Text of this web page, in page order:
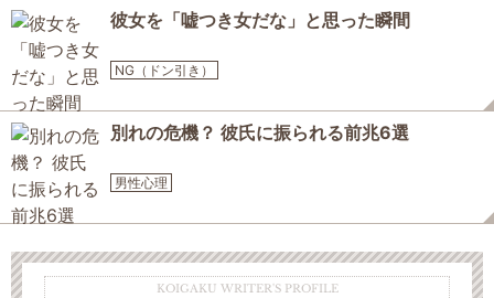
彼女を「嘘つき女だな」と思った瞬間
NG（ドン引き）
別れの危機？ 彼氏に振られる前兆6選
男性心理
KOIGAKU WRITER'S PROFILE